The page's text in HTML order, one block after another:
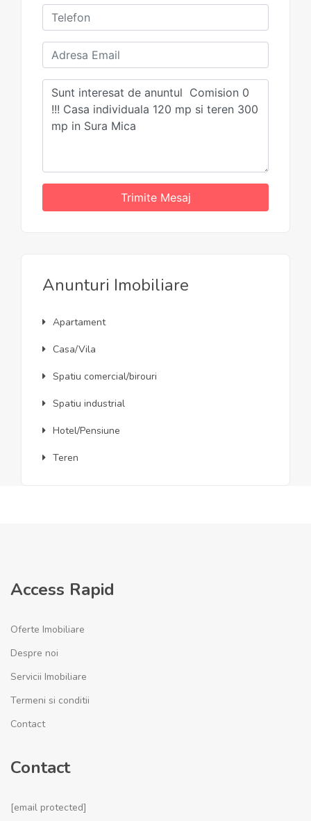
Trimite Mesaj
Anunturi Imobiliare
Apartament
Casa/Vila
Spatiu comercial/birouri
Spatiu industrial
Hotel/Pensiune
Teren
Access Rapid
Oferte Imobiliare
Despre noi
Servicii Imobiliare
Termeni si conditii
Contact
Contact
[email protected]